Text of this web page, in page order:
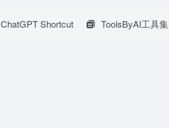
ChatGPT Shortcut ToolsByAI工具集